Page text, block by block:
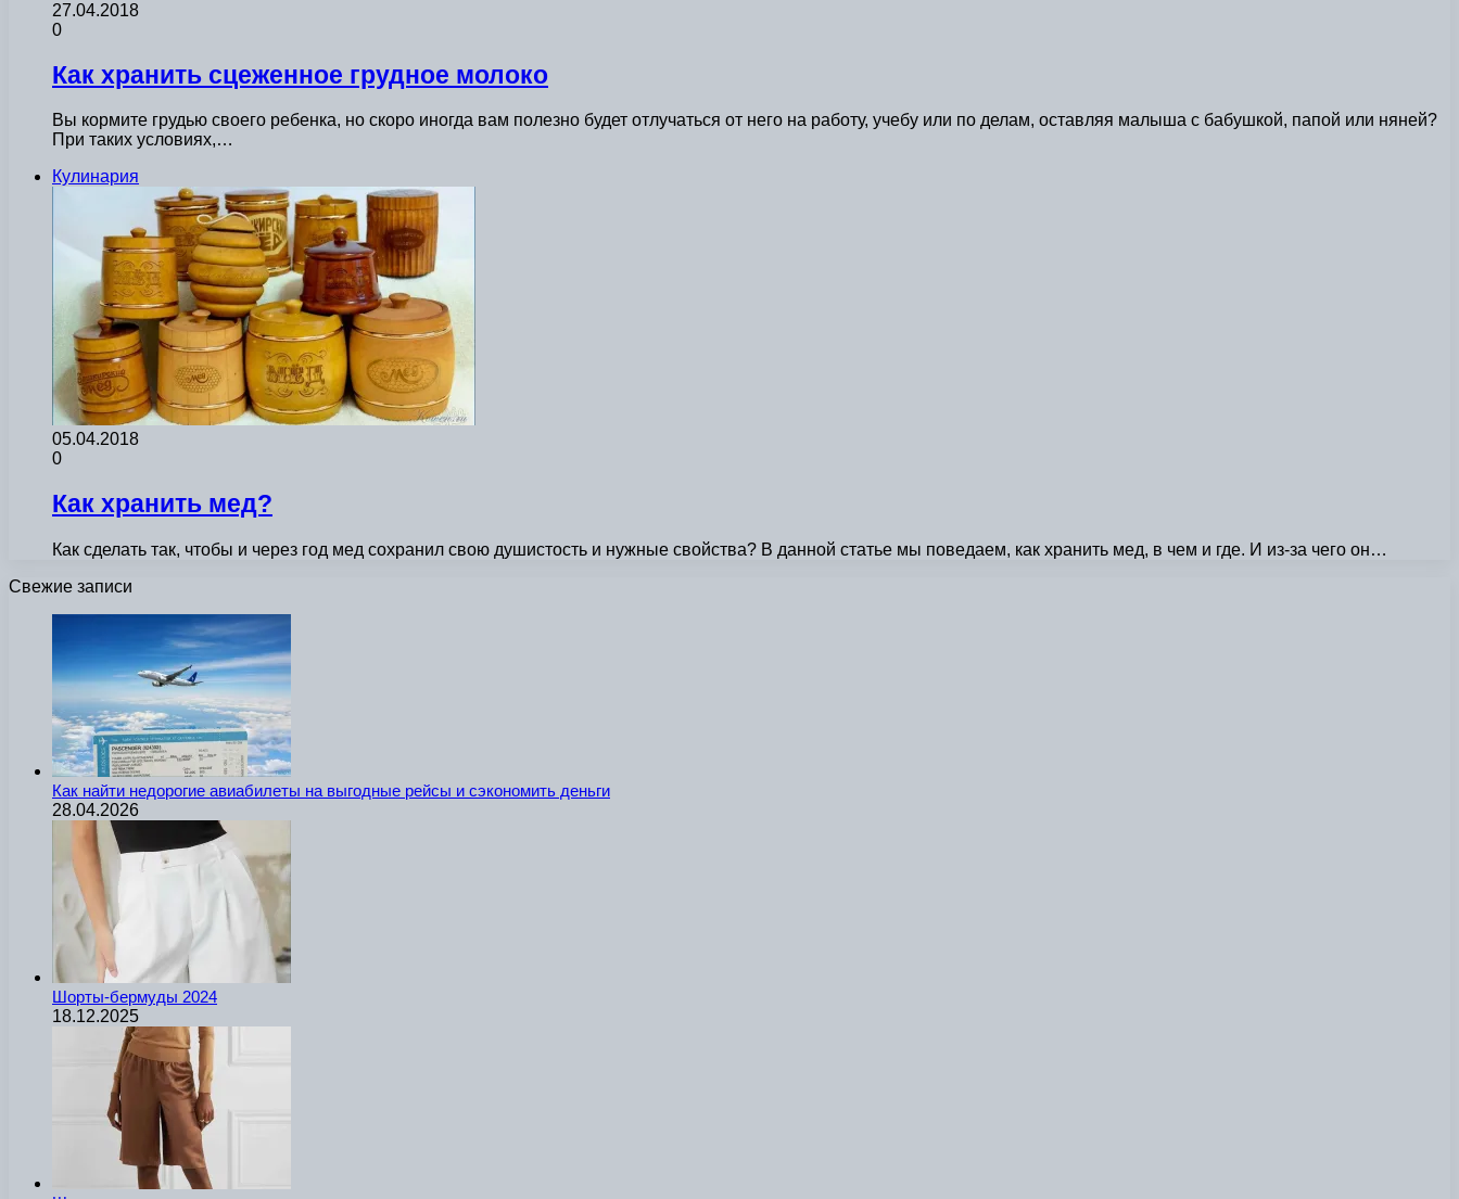
27.04.2018
0
Как хранить сцеженное грудное молоко
Вы кормите грудью своего ребенка, но скоро иногда вам полезно будет отлучаться от него на работу, учебу или по делам, оставляя малыша с бабушкой, папой или няней?
При таких условиях,…
Кулинария
05.04.2018
0
Как хранить мед?
Как сделать так, чтобы и через год мед сохранил свою душистость и нужные свойства? В данной статье мы поведаем, как хранить мед, в чем и где. И из-за чего он…
Свежие записи
Как найти недорогие авиабилеты на выгодные рейсы и сэкономить деньги
28.04.2026
Шорты-бермуды 2024
18.12.2025